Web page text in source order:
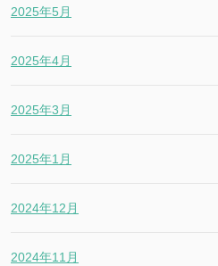
2025年5月
2025年4月
2025年3月
2025年1月
2024年12月
2024年11月